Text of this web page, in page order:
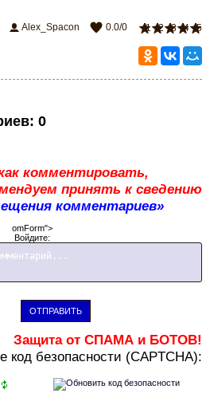
1 2 3 4 5
Alex_Spacon 0.0/0
: 0
комментировать,
принять к сведению
комментариев»
omForm">
Войдите:
ОТПРАВИТЬ
Защита от СПАМА и БОТОВ!
код безопасности (CAPTCHA):